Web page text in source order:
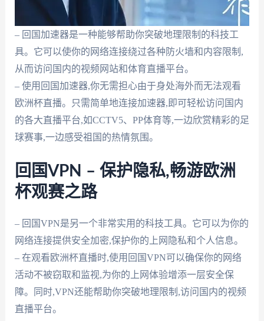
– 回国加速器是一种能够帮助你突破地理限制的科技工
具。它可以使你的网络连接绕过各种防火墙和内容限制,
从而访问国内的视频网站和体育直播平台。
– 使用回国加速器,你无需担心由于身处海外而无法观看
欧洲杯直播。只需简单地连接加速器,即可轻松访问国内
的各大直播平台,如CCTV5、PP体育等,一边欣赏精彩的足
球赛事,一边感受祖国的热情氛围。
回国VPN – 保护隐私,畅游欧洲
杯观赛之路
– 回国VPN是另一个非常实用的科技工具。它可以为你的
网络连接提供安全加密,保护你的上网隐私和个人信息。
– 在观看欧洲杯直播时,使用回国VPN可以确保你的网络
活动不被窃取和监视,为你的上网体验增添一层安全保
障。同时,VPN还能帮助你突破地理限制,访问国内的视频
直播平台。